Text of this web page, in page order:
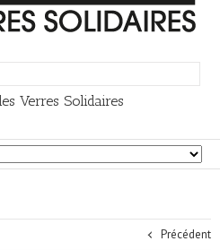
Verres Solidaires
Précédent